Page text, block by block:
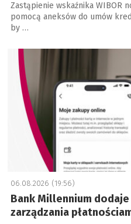
Zastąpienie wskaźnika WIBOR
pomocą aneksów do umów
by …
06.08.2026 (19:56)
Bank Millennium
zarządzania